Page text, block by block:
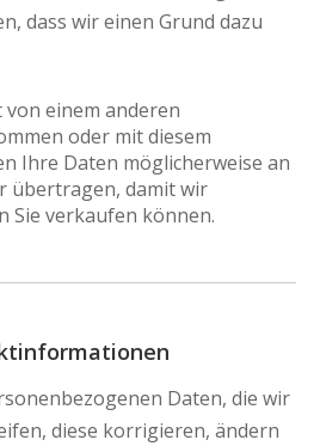
dass wir einen Grund dazu
einem anderen
oder mit diesem
Ihre Daten möglicherweise an
übertragen, damit wir
Sie verkaufen können.
Daten, die wir
diese korrigieren, ändern